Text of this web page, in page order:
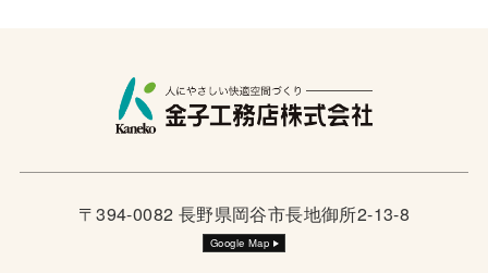
〒394-0082 長野県岡谷市長地御所2-13-8
Google Map